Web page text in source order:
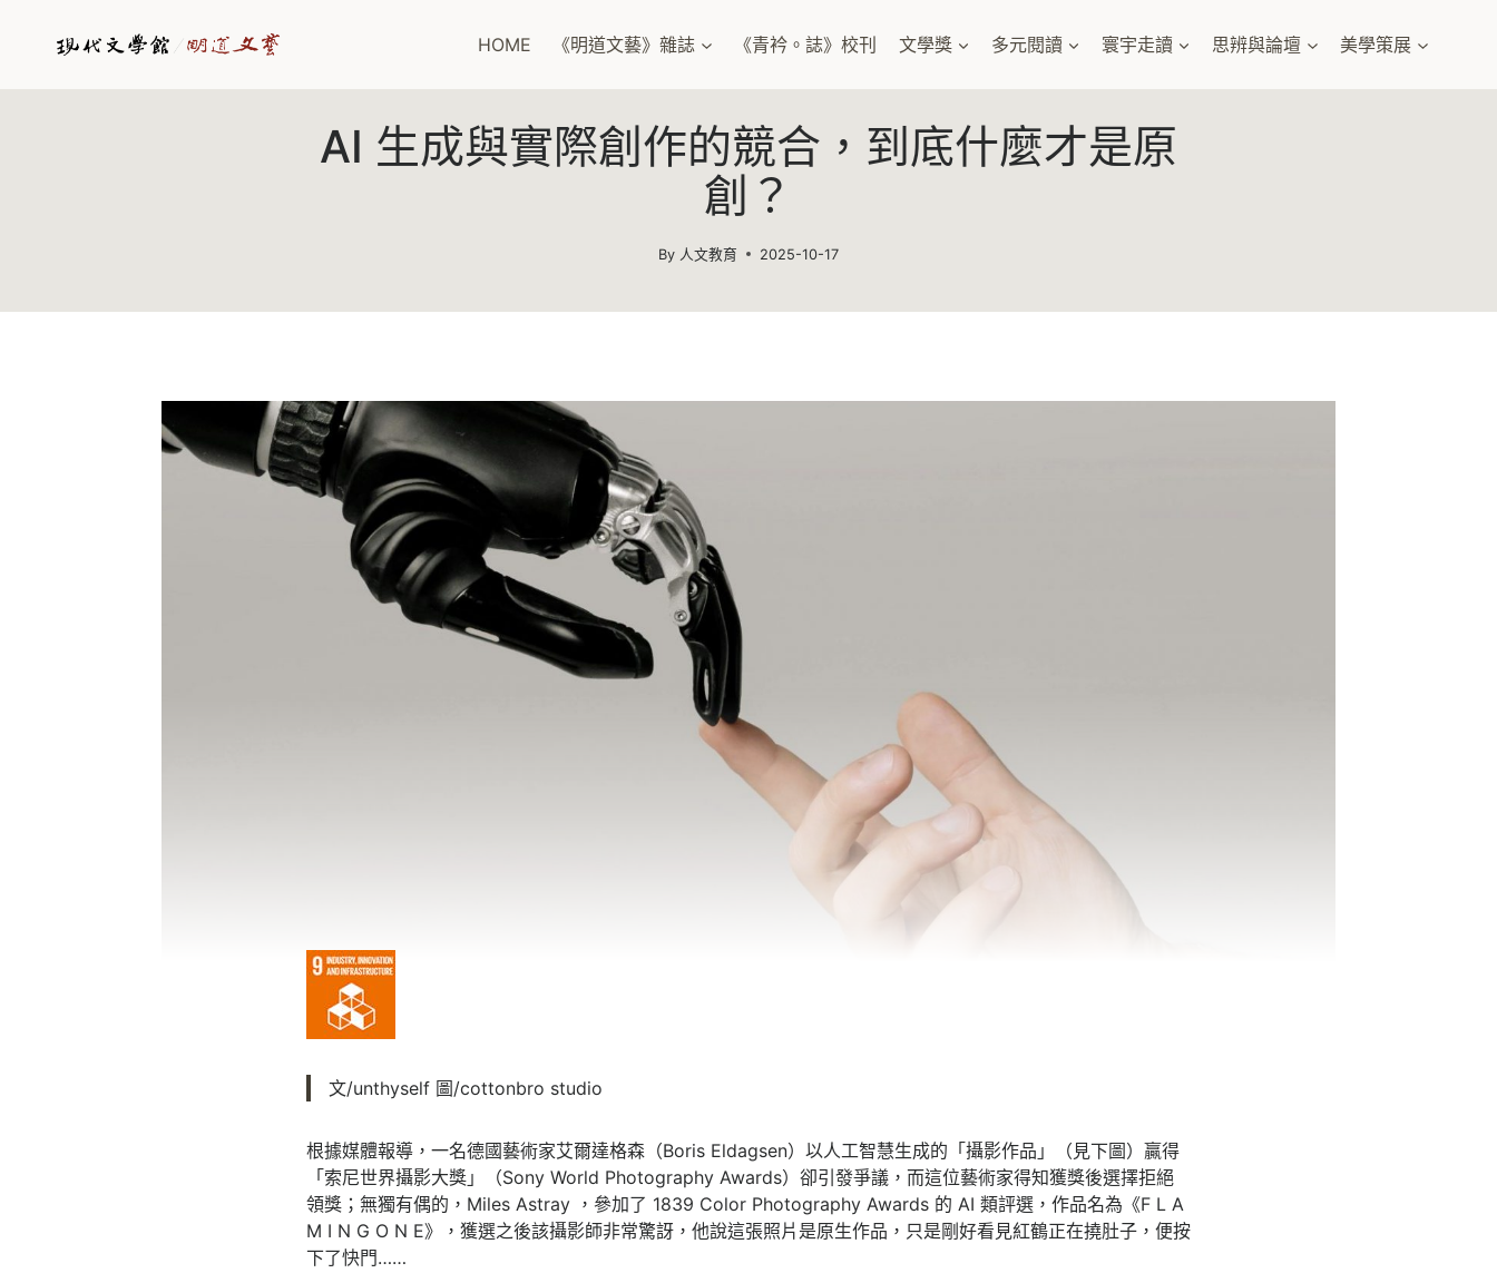
HOME 《明道文藝》雜誌 《青衿。誌》校刊 文學獎 多元閱讀 寰宇走讀 思辨與論壇 美學策展
AI 生成與實際創作的競合，到底什麼才是原
創？
By 人文教育 2025-10-17
文/unthyself 圖/cottonbro studio
根據媒體報導，一名德國藝術家艾爾達格森（Boris Eldagsen）以人工智慧生成的「攝影作品」（見下圖）贏得
「索尼世界攝影大獎」（Sony World Photography Awards）卻引發爭議，而這位藝術家得知獲獎後選擇拒絕
領獎；無獨有偶的，Miles Astray ，參加了 1839 Color Photography Awards 的 AI 類評選，作品名為《F L A
M I N G O N E》，獲選之後該攝影師非常驚訝，他說這張照片是原生作品，只是剛好看見紅鶴正在撓肚子，便按
下了快門……